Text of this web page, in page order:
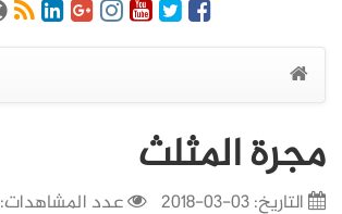
مجرة المثلث
التاريخ:03-03-2018
عدد المشاهدات: 27,164